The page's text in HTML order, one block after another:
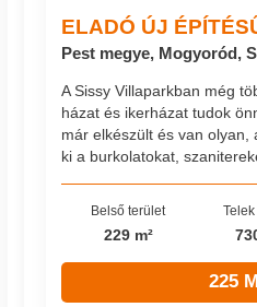
ELADÓ ÚJ
Pest megye, Mogyoród,
A Sissy Villaparkban még
házat és ikerházat tudok
már elkészült és van olyan,
ki a burkolatokat,
Belső terület
229 m²
225